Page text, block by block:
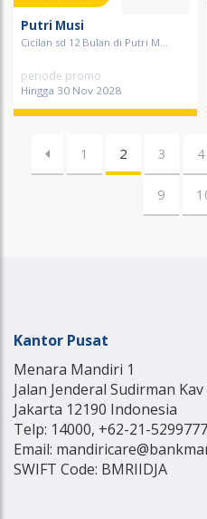
Putri Musi
Cicilan sd 12 Bulan di Putri M...
periode promo
Hingga 30 Nov 2028
1 2 3 4
9
Kantor Pusat
Menara Mandiri 1
Jalan Jenderal Sudirman
Jakarta 12190 Indonesia
Telp: 14000, +62-21-
Email:
SWIFT Code: BMRIIDJA